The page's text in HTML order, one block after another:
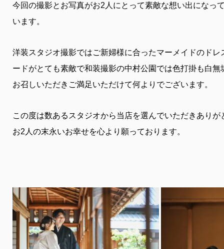
今回の撮影とお写真がお2人にとって素敵な想い出になっ
います。
洋装スタジオ撮影ではご新婦様に合ったマーメイドのドレ
ードがとても素敵で和装撮影の中村公園では色打掛も白無
お召しいただきご満足いただけて何よりでございます。
この度は数あるスタジオから当店を選んでいただきありが
お2人の末永いお幸せを心より願っております。